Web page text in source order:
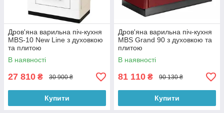
Дров'яна варильна піч-кухня
MBS-10 New Line з духовкою
та плитою
В наявності
27 810 ₴ 30 900 ₴
Купити
Дров'яна варильна піч-кухня
MBS Grand 90 з духовкою та
плитою
В наявності
81 110 ₴ 90 130 ₴
Купити